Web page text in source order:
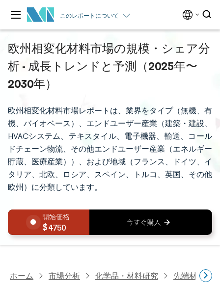
このレポートについて
欧州相変化材料市場の規模・シェア分
析 - 成長トレンドと予測（2025年〜
2030年）
欧州相変化材料市場レポートは、業界をタイプ（無機、有
機、バイオベース）、エンドユーザー産業（建築・建設、
HVACシステム、テキスタイル、電子機器、輸送、コール
ドチェーン物流、その他エンドユーザー産業（エネルギー
貯蔵、医療産業））、および地域（フランス、ドイツ、イ
タリア、北欧、ロシア、スペイン、トルコ、英国、その他
欧州）に分類しています。
4750
ホーム 市場分析 化学品・材料研究 先端材料研究